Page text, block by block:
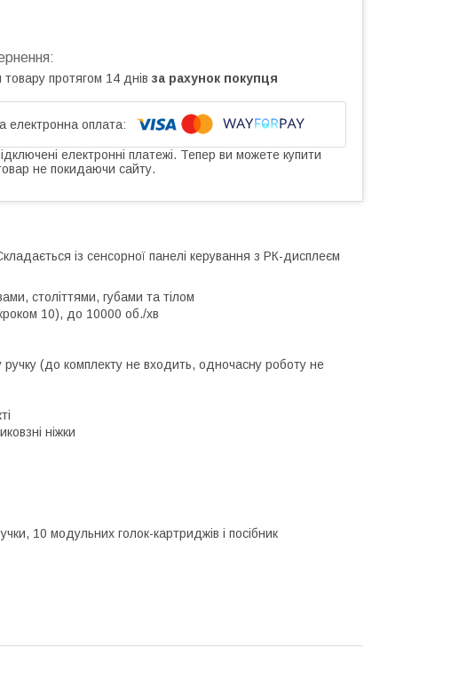
протягом 14 днів за рахунок покупця
електронні платежі. Тепер ви можете купити
не покидаючи сайту.
із сенсорної панелі керування з РК-дисплеєм
століттями, губами та тілом
10), до 10000 об./хв
(до комплекту не входить, одночасну роботу не
ніжки
10 модульних голок-картриджів і посібник